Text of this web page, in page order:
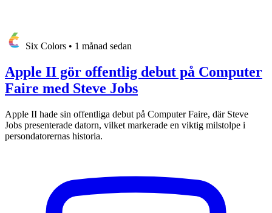
Six Colors • 1 månad sedan
Apple II gör offentlig debut på Computer
Faire med Steve Jobs
Apple II hade sin offentliga debut på Computer Faire, där Steve
Jobs presenterade datorn, vilket markerade en viktig milstolpe i
persondatorernas historia.